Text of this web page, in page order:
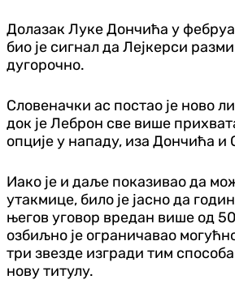
Долазак Луке Дончића у
био је сигнал да Лејкерси
дугорочно.
Словеначки ас постао је ново
док је Леброн све више
опције у нападу, иза Дончића и
Иако је и даље показивао да
утакмице, било је јасно да
његов уговор вредан више од
озбиљно је ограничавао
три звезде изгради тим
нову титулу.